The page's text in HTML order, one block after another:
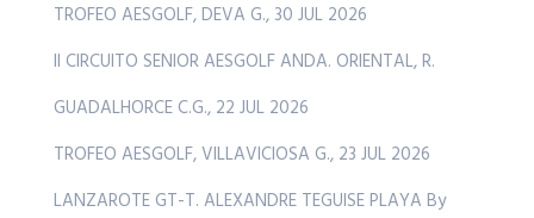
TROFEO AESGOLF, DEVA G., 30 JUL 2026
II CIRCUITO SENIOR AESGOLF ANDA. ORIENTAL, R.
GUADALHORCE C.G., 22 JUL 2026
TROFEO AESGOLF, VILLAVICIOSA G., 23 JUL 2026
LANZAROTE GT-T. ALEXANDRE TEGUISE PLAYA By